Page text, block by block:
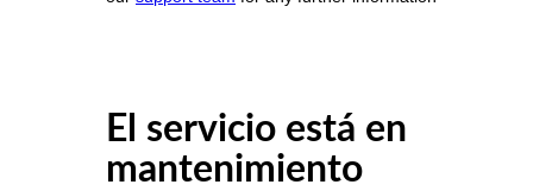
El servicio está en
mantenimiento